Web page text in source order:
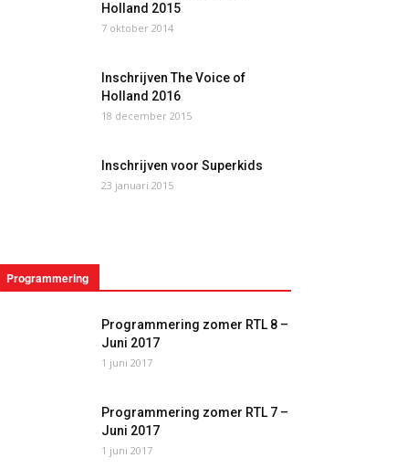
Holland 2015
7 oktober 2014
Inschrijven The Voice of
Holland 2016
18 december 2015
Inschrijven voor Superkids
23 januari 2015
Programmering
Programmering zomer RTL 8 –
Juni 2017
1 juni 2017
Programmering zomer RTL 7 –
Juni 2017
1 juni 2017